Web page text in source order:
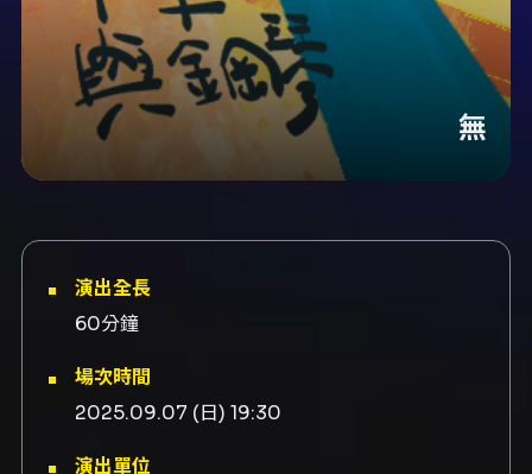
無
演出全長
60分鐘
場次時間
2025.09.07 (日) 19:30
演出單位